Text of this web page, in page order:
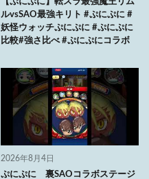
ルvsSAO最強キリト #ぷにぷに #
妖怪ウォッチぷにぷに #ぷにぷに
比較#強さ比べ #ぷにぷにコラボ
2026年8月4日
ぷにぷに 裏SAOコラボステージ